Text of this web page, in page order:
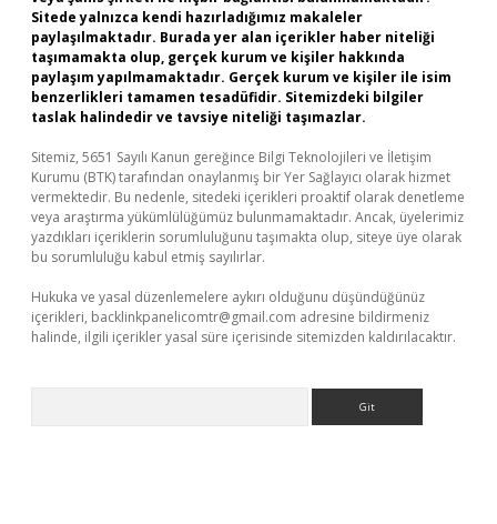
Sitede yalnızca kendi hazırladığımız makaleler
paylaşılmaktadır. Burada yer alan içerikler haber niteliği
taşımamakta olup, gerçek kurum ve kişiler hakkında
paylaşım yapılmamaktadır. Gerçek kurum ve kişiler ile isim
benzerlikleri tamamen tesadüfidir. Sitemizdeki bilgiler
taslak halindedir ve tavsiye niteliği taşımazlar.
Sitemiz, 5651 Sayılı Kanun gereğince Bilgi Teknolojileri ve İletişim
Kurumu (BTK) tarafından onaylanmış bir Yer Sağlayıcı olarak hizmet
vermektedir. Bu nedenle, sitedeki içerikleri proaktif olarak denetleme
veya araştırma yükümlülüğümüz bulunmamaktadır. Ancak, üyelerimiz
yazdıkları içeriklerin sorumluluğunu taşımakta olup, siteye üye olarak
bu sorumluluğu kabul etmiş sayılırlar.
Hukuka ve yasal düzenlemelere aykırı olduğunu düşündüğünüz
içerikleri, backlinkpanelicomtr@gmail.com adresine bildirmeniz
halinde, ilgili içerikler yasal süre içerisinde sitemizden kaldırılacaktır.